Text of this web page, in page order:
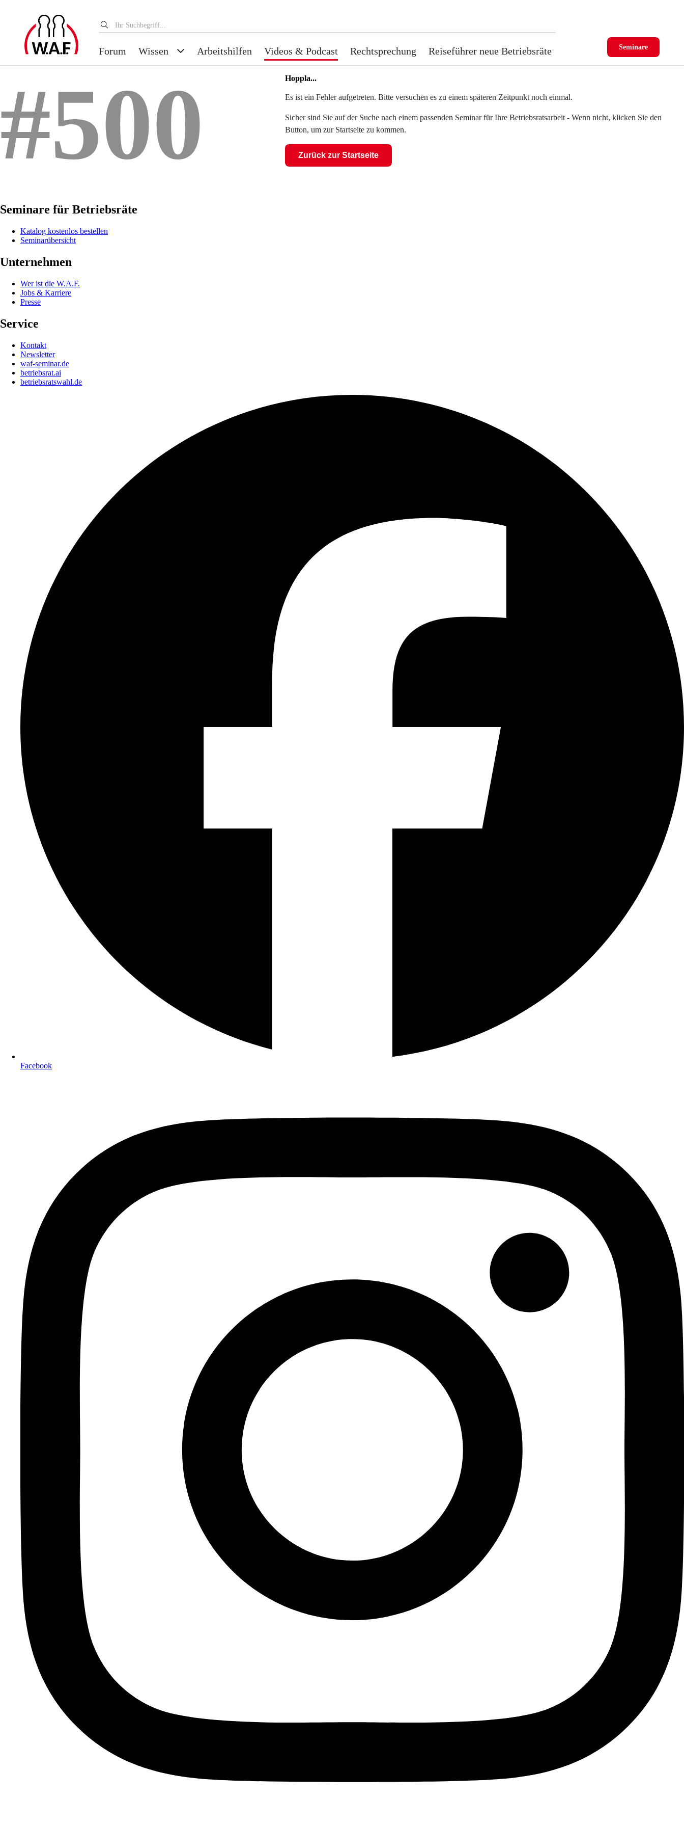
Forum Wissen Arbeitshilfen Videos & Podcast Rechtsprechung Reiseführer neue Betriebsräte Seminare
#500 Hoppla...
Es ist ein Fehler aufgetreten. Bitte versuchen es zu einem späteren Zeitpunkt noch einmal.
Sicher sind Sie auf der Suche nach einem passenden Seminar für Ihre Betriebsratsarbeit - Wenn nicht, klicken Sie den
Button, um zur Startseite zu kommen.
Zurück zur Startseite
Seminare für Betriebsräte
Katalog kostenlos bestellen
Seminarübersicht
Unternehmen
Wer ist die W.A.F.
Jobs & Karriere
Presse
Service
Kontakt
Newsletter
waf-seminar.de
betriebsrat.ai
betriebsratswahl.de
Facebook